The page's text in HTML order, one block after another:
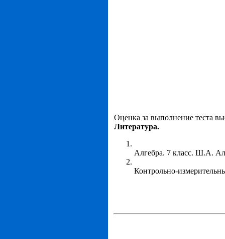
Оценка за выполнение теста
Литература.
Алгебра. 7 класс. Ш.А.
Контрольно-